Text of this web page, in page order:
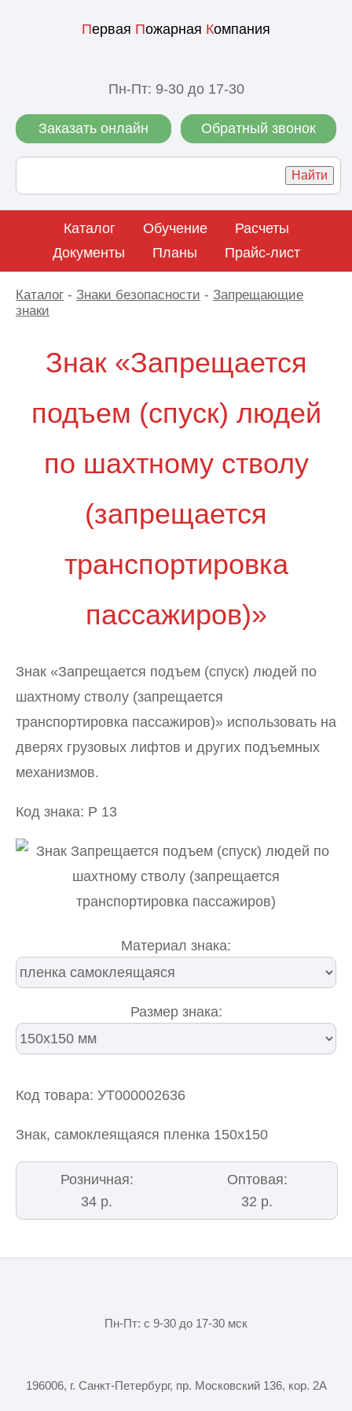
Первая Пожарная Компания
Пн-Пт: 9-30 до 17-30
Заказать онлайн Обратный звонок
Каталог Обучение
Расчеты
Документы
Планы Прайс-лист
Каталог - Знаки безопасности - Запрещающие
знаки
Знак «Запрещается
подъем (спуск) людей
по шахтному стволу
(запрещается
транспортировка
пассажиров)»
Знак «Запрещается подъем (спуск) людей по
шахтному стволу (запрещается
транспортировка пассажиров)» использовать на
дверях грузовых лифтов и других подъемных
механизмов.
Код знака: P 13
Материал знака:
Размер знака:
Код товара: УТ000002636
Знак, самоклеящаяся пленка 150х150
Розничная:
34 р.
Оптовая:
32 р.
Пн-Пт: с 9-30 до 17-30 мск
196006, г. Санкт-Петербург, пр. Московский 136, кор. 2А